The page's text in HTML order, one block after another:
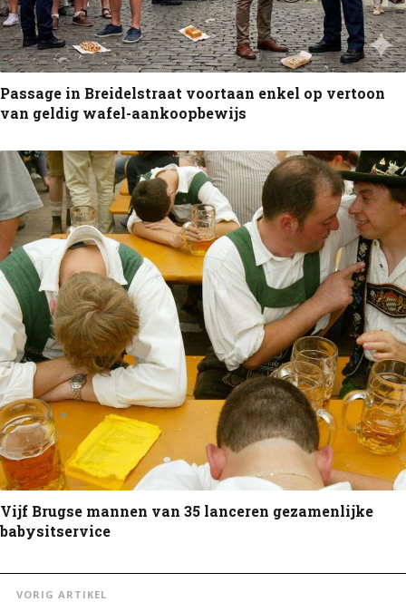
Passage in Breidelstraat voortaan enkel op vertoon
van geldig wafel-aankoopbewijs
Vijf Brugse mannen van 35 lanceren gezamenlijke
babysitservice
VORIG ARTIKEL